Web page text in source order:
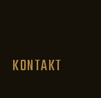
KONTAKT